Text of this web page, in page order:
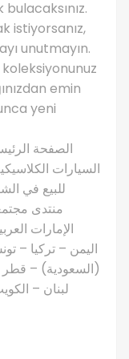
istiyorsanız,
unutmayın.
koleksiyonunuz
emin
yeni
السيارات
للبيع في
منتدى
الإمارات
اليمن – تركيا –
(السعودية) –
لبنان –